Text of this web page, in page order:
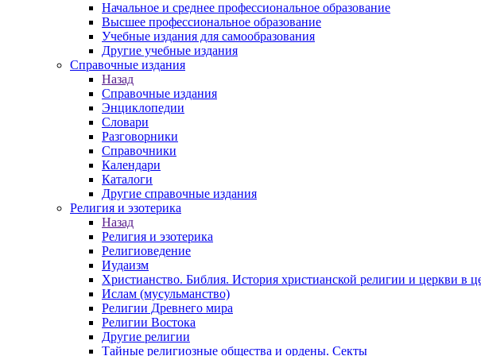
Начальное и среднее профессиональное образование
Высшее профессиональное образование
Учебные издания для самообразования
Другие учебные издания
Справочные издания
Назад
Справочные издания
Энциклопедии
Словари
Разговорники
Справочники
Календари
Каталоги
Другие справочные издания
Религия и эзотерика
Назад
Религия и эзотерика
Религиоведение
Иудаизм
Христианство. Библия. История христианской религии и церкви в
Ислам (мусульманство)
Религии Древнего мира
Религии Востока
Другие религии
Тайные религиозные общества и ордены. Секты